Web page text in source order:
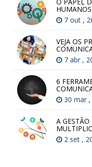
O PAPEL
7 out ,
VEJA OS
7 abr ,
6
30 mar ,
A
2 set ,